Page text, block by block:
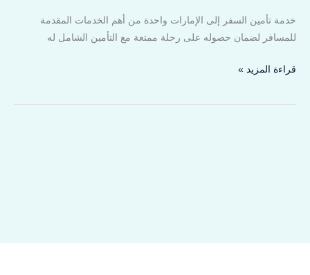
خدمة تأمين السفر إلى الإمارات واحدة من أهم الخدمات المقدمة
للمسافر لضمان حصوله على رحلة ممتعة مع التأمين الشامل له
قراءة المزيد »